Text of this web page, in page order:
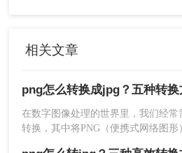
2、上传文件：
点击“选择文件”按钮，从
相关文章
png怎么转换成jpg？五种转换
在数字图像处理的世界里，我们经
转换，其中将PNG（便携式网络图形